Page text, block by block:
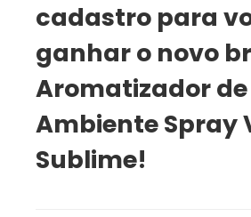
cadastro para
ganhar o novo
Aromatizador de
Ambiente Spray
Sublime!